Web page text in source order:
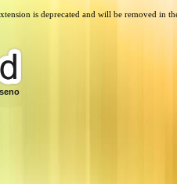
is deprecated and will be removed in